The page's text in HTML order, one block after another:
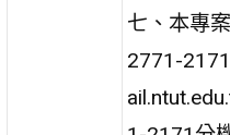
七、本專
2771-